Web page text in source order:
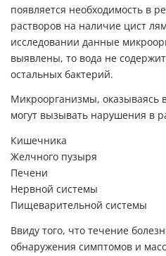
появляется необходимость в
растворов на наличие цист
исследовании данные
выявлены, то вода не
остальных бактерий.
Микроорганизмы, оказываясь
могут вызывать нарушения в
Кишечника
Желчного пузыря
Печени
Нервной системы
Пищеварительной системы
Ввиду того, что течение
обнаружения симптомов и